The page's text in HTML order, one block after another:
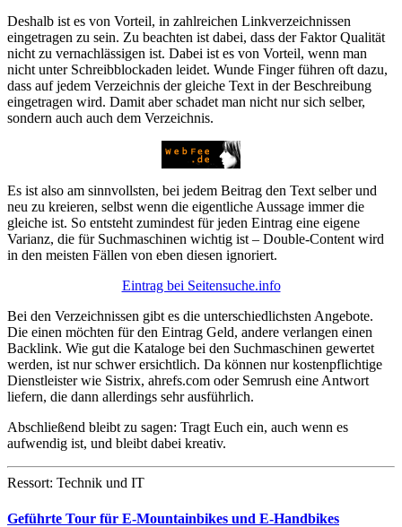
Deshalb ist es von Vorteil, in zahlreichen Linkverzeichnissen
eingetragen zu sein. Zu beachten ist dabei, dass der Faktor Qualität
nicht zu vernachlässigen ist. Dabei ist es von Vorteil, wenn man
nicht unter Schreibblockaden leidet. Wunde Finger führen oft dazu,
dass auf jedem Verzeichnis der gleiche Text in der Beschreibung
eingetragen wird. Damit aber schadet man nicht nur sich selber,
sondern auch auch dem Verzeichnis.
Es ist also am sinnvollsten, bei jedem Beitrag den Text selber und
neu zu kreieren, selbst wenn die eigentliche Aussage immer die
gleiche ist. So entsteht zumindest für jeden Eintrag eine eigene
Varianz, die für Suchmaschinen wichtig ist – Double-Content wird
in den meisten Fällen von eben diesen ignoriert.
Eintrag bei Seitensuche.info
Bei den Verzeichnissen gibt es die unterschiedlichsten Angebote.
Die einen möchten für den Eintrag Geld, andere verlangen einen
Backlink. Wie gut die Kataloge bei den Suchmaschinen gewertet
werden, ist nur schwer ersichtlich. Da können nur kostenpflichtige
Dienstleister wie Sistrix, ahrefs.com oder Semrush eine Antwort
liefern, die dann allerdings sehr ausführlich.
Abschließend bleibt zu sagen: Tragt Euch ein, auch wenn es
aufwendig ist, und bleibt dabei kreativ.
Ressort: Technik und IT
Geführte Tour für E-Mountainbikes und E-Handbikes